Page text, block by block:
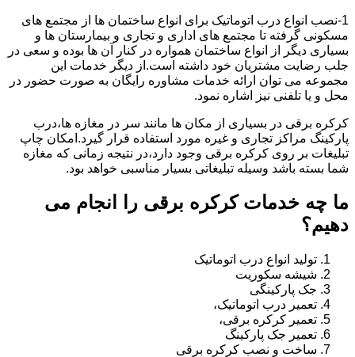
1-نصب انواع درب اتوماتیک برای انواع ساختمان ها از مجتمع های
مسکونی گرفته تا مجتمع های اداری و تجاری و بیمارستان ها و
بسیاری دیگر از انواع ساختمان همواره در کنار آن ها بوده و سعی در
جلب رضایت مشتریان خود داشته است.از دیگر خدمات این
مجموعه می توان ارائه خدمات مشاوره رایگان به صورت حضور در
محل و یا تلفنی نیز اشاره نمود.
کرکره برقی در بسیاری از مکان ها مانند سر در مغازه ها،درب
پارکینگ مراکز تجاری و غیره مورد استفاده قرار گیرد.امکان چاپ
تبلیغات بر روی کرکره برقی وجود دارد،در نتیجه زمانی که مغازه
شما بسته باشد وسیله تبلیغاتی بسیار مناسبی خواهد بود.
ما چه خدمات کرکره برقی را انجام می
دهیم؟
تولید انواع درب اتوماتیک
شیشه سکوریت
جک پارکینگی
تعمیر درب اتوماتیک،
تعمیر کرکره برقی،
تعمیر جک پارکینگ
ساخت و نصب کرکره برقی